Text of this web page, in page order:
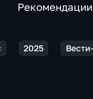
Рекомендации
2025